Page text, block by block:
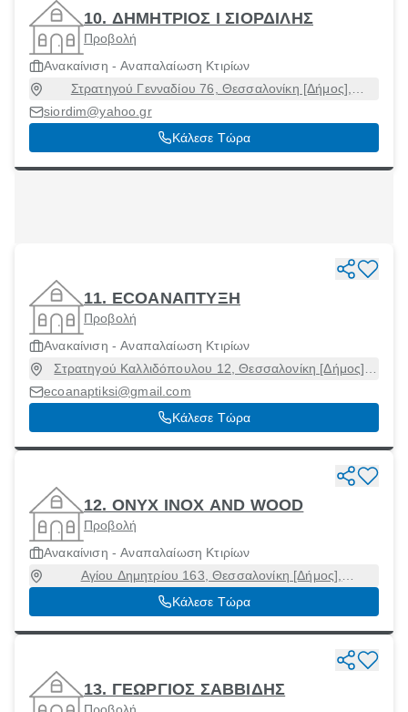
10. ΔΗΜΗΤΡΙΟΣ Ι ΣΙΟΡΔΙΛΗΣ
Προβολή
Ανακαίνιση - Αναπαλαίωση Κτιρίων
Στρατηγού Γενναδίου 76, Θεσσαλονίκη [Δήμος],
Θεσσαλονίκη, 54250
siordim@yahoo.gr
Κάλεσε Τώρα
11. ECOΑΝΑΠΤΥΞΗ
Προβολή
Ανακαίνιση - Αναπαλαίωση Κτιρίων
Στρατηγού Καλλιδόπουλου 12, Θεσσαλονίκη [Δήμος],
Θεσσαλονίκη, 54642
ecoanaptiksi@gmail.com
Κάλεσε Τώρα
12. ONYX ΙΝΟΧ AND WOOD
Προβολή
Ανακαίνιση - Αναπαλαίωση Κτιρίων
Αγίου Δημητρίου 163, Θεσσαλονίκη [Δήμος],
Θεσσαλονίκη, 54635
Κάλεσε Τώρα
13. ΓΕΩΡΓΙΟΣ ΣΑΒΒΙΔΗΣ
Προβολή